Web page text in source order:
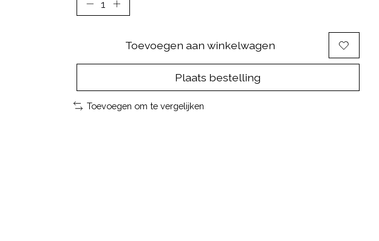
Toevoegen aan winkelwagen
Plaats bestelling
Toevoegen om te vergelijken